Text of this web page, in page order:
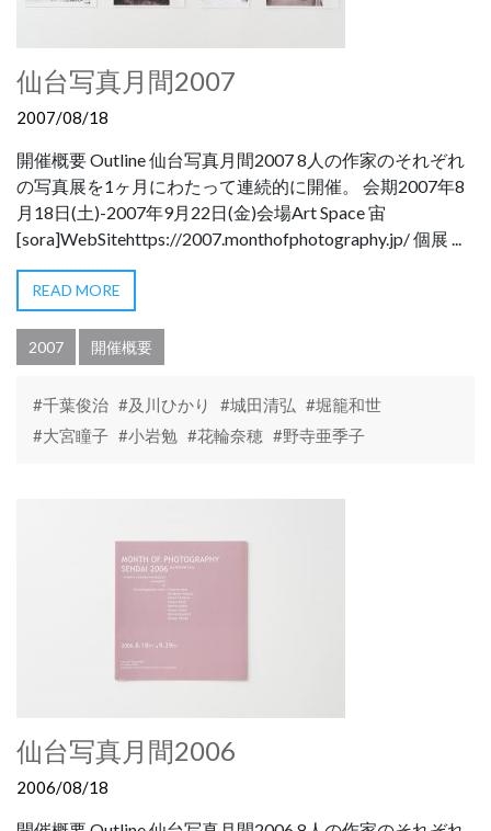
仙台写真月間2007
2007/08/18
開催概要 Outline 仙台写真月間2007 8人の作家のそれぞれ
の写真展を1ヶ月にわたって連続的に開催。 会期2007年8
月18日(土)-2007年9月22日(金)会場Art Space 宙
[sora]WebSitehttps://2007.monthofphotography.jp/ 個展 ...
READ MORE
2007 開催概要
#千葉俊治 #及川ひかり #城田清弘 #堀籠和世
#大宮瞳子 #小岩勉 #花輪奈穂 #野寺亜季子
仙台写真月間2006
2006/08/18